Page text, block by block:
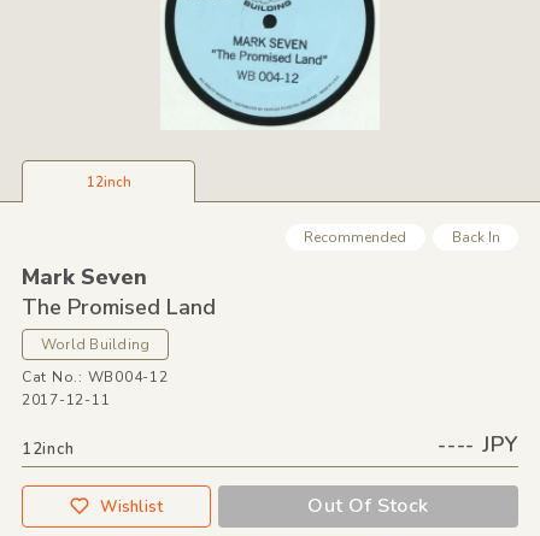
12inch
Recommended Back In
Mark Seven
The Promised Land
World Building
Cat No.: WB004-12
2017-12-11
12inch ---- JPY
Wishlist Out Of Stock